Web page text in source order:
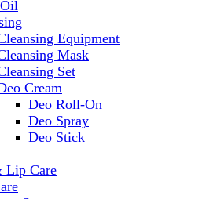
Equipment
Mask
Set
Cream
Deo Roll-On
Deo Spray
Deo Stick
Lip Care